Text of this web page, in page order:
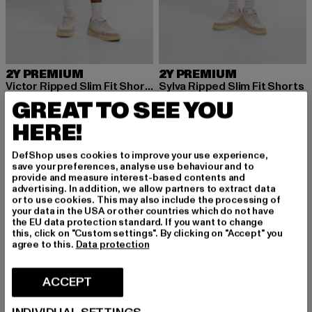
2Y PREMIUM
Victor Ripped Slim Fit Shorts
504,45 kr
Nuvarande pris: 504,45 kr
2Y PREMIUM
Sylva Ripped Slim Fit Shorts
504,45 kr
Nuvarande pris: 504,45 kr
GREAT TO SEE YOU
HERE!
DefShop uses cookies to improve your use experience,
save your preferences, analyse use behaviour and to
provide and measure interest-based contents and
advertising. In addition, we allow partners to extract data
or to use cookies. This may also include the processing of
your data in the USA or other countries which do not have
the EU data protection standard. If you want to change
this, click on "Custom settings". By clicking on "Accept" you
agree to this. Data protection
ACCEPT